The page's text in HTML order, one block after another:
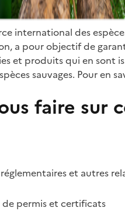
international des
a pour objectif de
et produits qui en sont
sauvages. Pour en
faire sur
et autres
permis et certificats